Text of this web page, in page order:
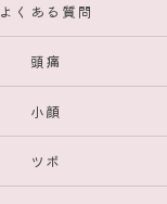
よくある質問
頭痛
小顔
ツボ